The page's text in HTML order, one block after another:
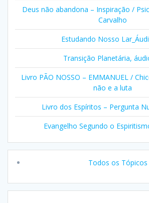
Deus não abandona – Inspiração /
Carvalho
Estudando Nosso
Transição Planetária,
Livro PÃO NOSSO – EMMANUEL /
não e a luta
Livro dos Espíritos – Pergunta
Evangelho Segundo o
Todos os Tópicos